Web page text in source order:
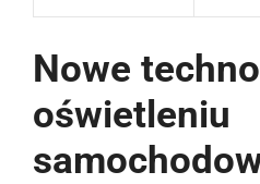
Nowe
oświetleniu